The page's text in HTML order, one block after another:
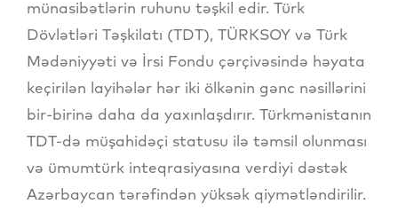
münasibətlərin ruhunu təşkil edir. Türk
Dövlətləri Təşkilatı (TDT), TÜRKSOY və Türk
Mədəniyyəti və İrsi Fondu çərçivəsində həyata
keçirilən layihələr hər iki ölkənin gənc nəsillərini
bir-birinə daha da yaxınlaşdırır. Türkmənistanın
TDT-də müşahidəçi statusu ilə təmsil olunması
və ümumtürk inteqrasiyasına verdiyi dəstək
Azərbaycan tərəfindən yüksək qiymətləndirilir.